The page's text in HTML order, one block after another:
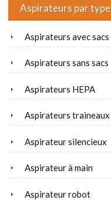
Aspirateurs par type
Aspirateurs avec sacs
Aspirateurs sans sacs
Aspirateurs HEPA
Aspirateurs traineaux
Aspirateur silencieux
Aspirateur à main
Aspirateur robot